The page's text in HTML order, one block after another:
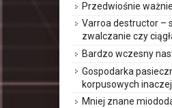
Przedwiośnie
Varroa destructor –
zwalczanie czy
Bardzo wczesny
Gospodarka
korpusowych inaczej,
Mniej znane